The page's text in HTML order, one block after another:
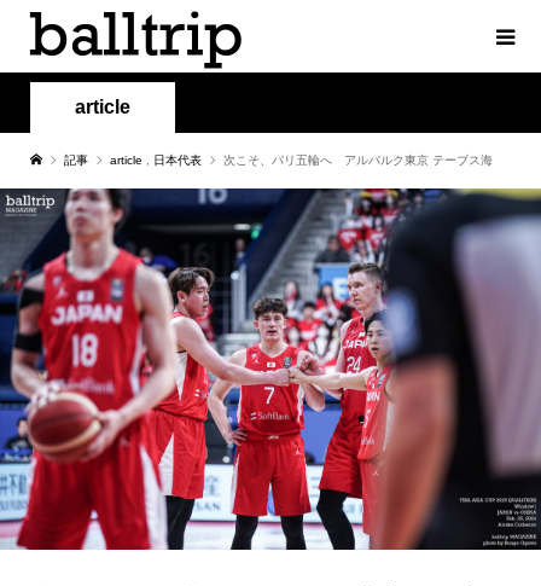
article
記事 article 日本代表 次こそ、パリ五輪へ アルバルク東京 テーブス海